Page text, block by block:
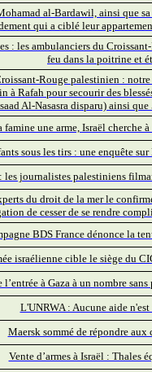
al-Bardawil, ainsi que sa
qui a ciblé leur
: les ambulanciers du
feu dans la poitrine et
Rouge palestinien :
à Rafah pour secourir des
Al-Nasasra disparu) ainsi
famine une arme, Israël cherche
sous les tirs : une enquête
les journalistes palestiniens
du droit de la mer le
de cesser de se rendre
BDS France dénonce la
israélienne cible le siège du
l’entrée à Gaza à un nombre
L'UNRWA : Aucune aide
Maersk sommé de répondre aux
Vente d’armes à Israël : Thales